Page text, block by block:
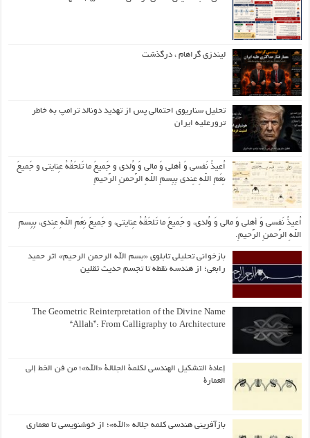
لیندزی گراهام ، درگذشت
تحلیل سناریوی احتمالی پس از تهدید دونالد ترامپ به خاطر
ترورعلیه ایران
اُعیذُ نَفسی وَ أهلی وَ مالی وَ وُلدی و جَمیعَ ما تَلحَقُهُ عِنایتی و جَمیعَ
نِعَمِ اللّهِ عِندی بِبِسمِ اللّهِ الرَّحمنِ الرَّحیمِ
اُعیذُ نَفسی وَ أهلی وَ مالی وَ وُلدی، و جَمیعَ ما تَلحَقُهُ عِنایتی، و جَمیعَ نِعَمِ اللّهِ عِندی، بِبِسمِ
اللّهِ الرَّحمنِ الرَّحیمِ.
بازخوانی تحلیلی تابلوی «بسم الله الرحمن الرحیم» اثر حمید
رابعی؛ از هندسه نقطه تا تجسم حدیث ثقلین
The Geometric Reinterpretation of the Divine Name
“Allah”: From Calligraphy to Architecture
إعادة التشكيل الهندسي لكلمة الجلالة «الله»؛ من فن الخط إلى
العمارة
بازآفرینی هندسی کلمه جلاله «الله»؛ از خوشنویسی تا معماری